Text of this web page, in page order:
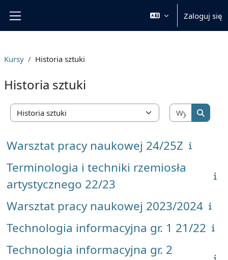
Zaloguj się
Kursy Historia sztuki
Historia sztuki
Kategorie kursów
Warsztat pracy naukowej 24/25Z
Terminologia i techniki rzemiosła
artystycznego 22/23
Warsztat pracy naukowej 2023/2024
Technologia informacyjna gr. 1 21/22
Technologia informacyjna gr. 2